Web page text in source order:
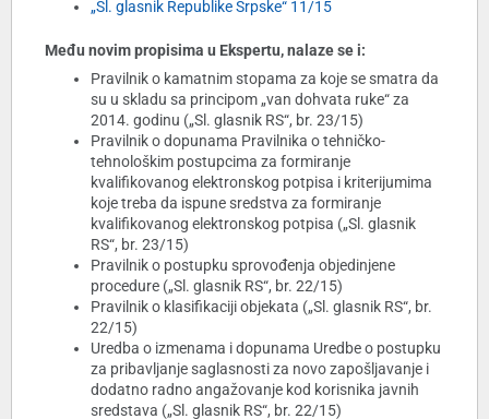
„Sl. glasnik Republike Srpske“ 11/15
Među novim propisima u Ekspertu, nalaze se i:
Pravilnik o kamatnim stopama za koje se smatra da
su u skladu sa principom „van dohvata ruke“ za
2014. godinu („Sl. glasnik RS“, br. 23/15)
Pravilnik o dopunama Pravilnika o tehničko-
tehnološkim postupcima za formiranje
kvalifikovanog elektronskog potpisa i kriterijumima
koje treba da ispune sredstva za formiranje
kvalifikovanog elektronskog potpisa („Sl. glasnik
RS“, br. 23/15)
Pravilnik o postupku sprovođenja objedinjene
procedure („Sl. glasnik RS“, br. 22/15)
Pravilnik o klasifikaciji objekata („Sl. glasnik RS“, br.
22/15)
Uredba o izmenama i dopunama Uredbe o postupku
za pribavljanje saglasnosti za novo zapošljavanje i
dodatno radno angažovanje kod korisnika javnih
sredstava („Sl. glasnik RS“, br. 22/15)